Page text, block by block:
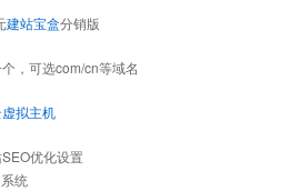
建站宝盒分销版
，可选com/cn等域名
拟主机
优化设置
系统